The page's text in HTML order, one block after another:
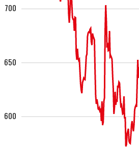
600
650
700